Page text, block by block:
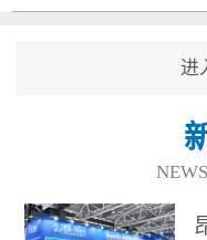
进